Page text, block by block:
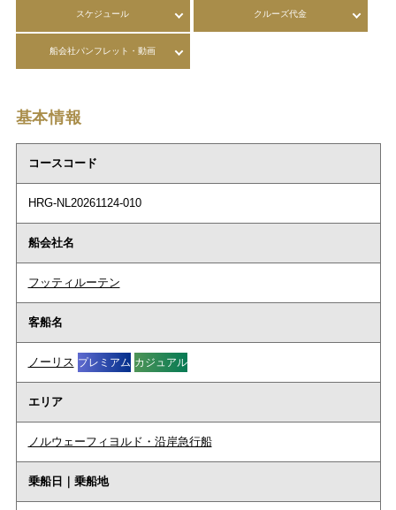
スケジュール クルーズ代金
船会社パンフレット・動画
基本情報
コースコード
HRG-NL20261124-010
船会社名
フッティルーテン
客船名
ノーリス プレミアム カジュアル
エリア
ノルウェーフィヨルド・沿岸急行船
乗船日｜乗船地